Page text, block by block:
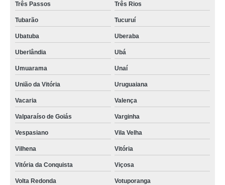
Três Passos Três Rios
Tubarão Tucuruí
Ubatuba Uberaba
Uberlândia Ubá
Umuarama Unaí
União da Vitória Uruguaiana
Vacaria Valença
Valparaíso de Goiás Varginha
Vespasiano Vila Velha
Vilhena Vitória
Vitória da Conquista Viçosa
Volta Redonda Votuporanga